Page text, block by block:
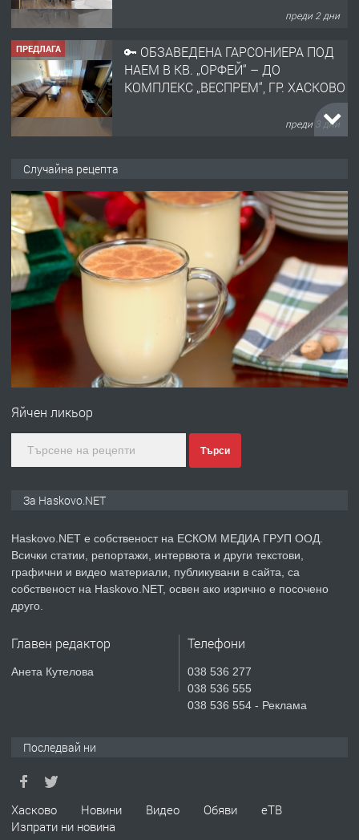
преди 2 дни
ПРЕДЛАГА
🔑 ОБЗАВЕДЕНА ГАРСОНИЕРА ПОД
НАЕМ В КВ. „ОРФЕЙ“ – ДО
КОМПЛЕКС „ВЕСПРЕМ“, ГР. ХАСКОВО
преди 3 дни
АПАРТАМЕНТ В ЦЕНТЪРА НА ГР.
ХАСКОВО
преди 4 дни
ПРЕДЛАГА Давам гараж под наем
преди 4 дни
ПРЕДЛАГА
№4120 Магазин/Офис под наем в кв.
преди 5 дни
ПРЕДЛАГА
Продавам парцел в гр. Хасково кв.
СГЛОБЯВАНЕ НА МЕБЕЛИ.
ПРЕДЛАГА
№4119 Едностаен обзаведен
Случайна рецепта
Яйчен ликьор
Търси
За Haskovo.NET
Haskovo.NET е собственост на ЕСКОМ МЕДИА ГРУП ООД.
Всички статии, репортажи, интервюта и други текстови,
графични и видео материали, публикувани в сайта, са
собственост на Haskovo.NET, освен ако изрично е посочено
друго.
Главен редактор
Анета Кутелова
Телефони
038 536 277
038 536 555
038 536 554 - Реклама
Последвай ни
Хасково Новини Видео Обяви
еТВ
Изпрати ни новина